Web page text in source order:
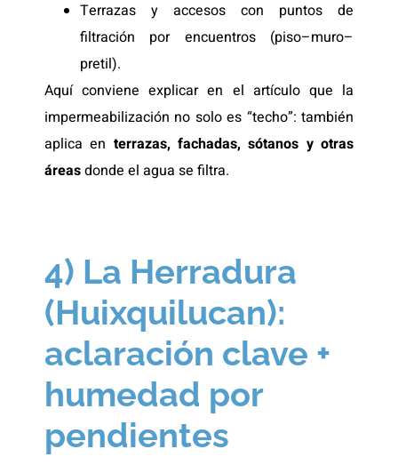
Terrazas y accesos con puntos de
filtración por encuentros (piso–muro–
pretil).
Aquí conviene explicar en el artículo que la
impermeabilización no solo es “techo”: también
aplica en terrazas, fachadas, sótanos y otras
áreasdonde el agua se filtra.
4) La Herradura
(Huixquilucan):
aclaración clave +
humedad por
pendientes